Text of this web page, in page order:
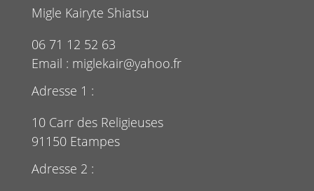
Migle Kairyte Shiatsu
06 71 12 52 63
Email : miglekair@yahoo.fr
Adresse 1 :
10 Carr des Religieuses
91150 Etampes
Adresse 2 :